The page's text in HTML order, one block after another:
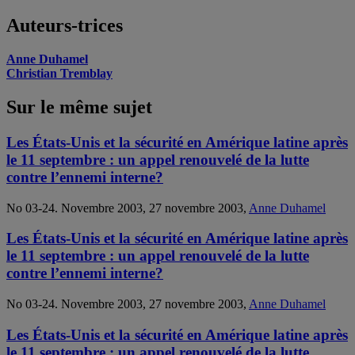
Auteurs-trices
Anne Duhamel
Christian Tremblay
Sur le même sujet
Les États-Unis et la sécurité en Amérique latine après
le 11 septembre : un appel renouvelé de la lutte
contre l’ennemi interne?
No 03-24. Novembre 2003, 27 novembre 2003, Anne Duhamel
Les États-Unis et la sécurité en Amérique latine après
le 11 septembre : un appel renouvelé de la lutte
contre l’ennemi interne?
No 03-24. Novembre 2003, 27 novembre 2003, Anne Duhamel
Les États-Unis et la sécurité en Amérique latine après